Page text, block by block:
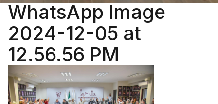
WhatsApp Image
2024-12-05 at
12.56.56 PM